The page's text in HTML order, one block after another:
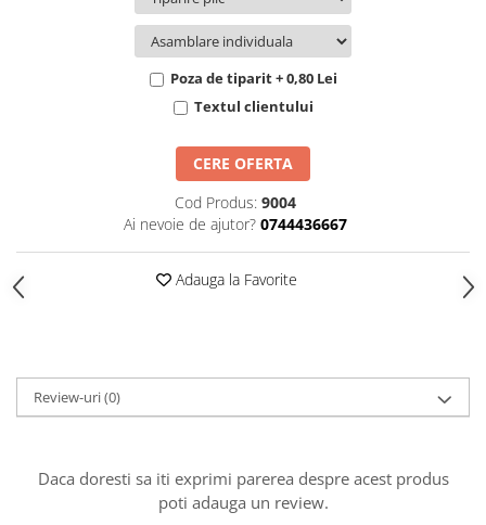
Toamna și Halloween Poza de tiparit + 0,80 Lei
Textul clientului
CERE OFERTA
Cod Produs: 9004
Ai nevoie de ajutor? 0744436667
Adauga la Favorite
Review-uri(0)
Daca doresti sa iti exprimi parerea despre acest produs
poti adauga un review.